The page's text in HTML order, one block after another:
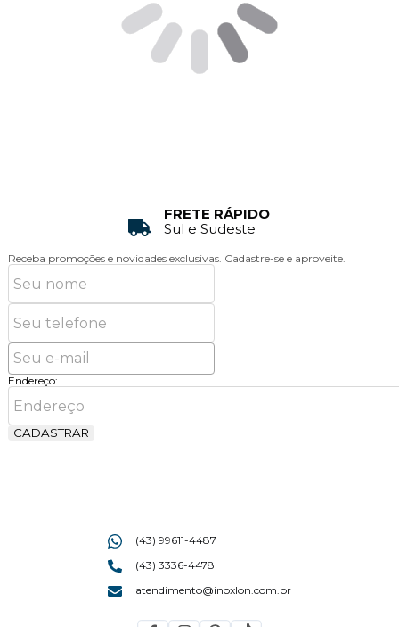
FRETE RÁPIDO
Sul e Sudeste
Receba promoções e novidades exclusivas. Cadastre-se e aproveite.
Endereço:
CADASTRAR
(43) 99611-4487
(43) 3336-4478
atendimento@inoxlon.com.br